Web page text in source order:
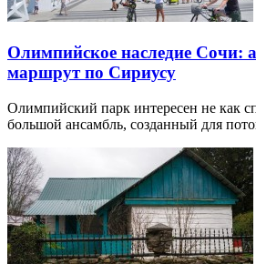
Олимпийское наследие Сочи:
маршрут по Сириусу
Олимпийский парк интересен не как
большой ансамбль, созданный для